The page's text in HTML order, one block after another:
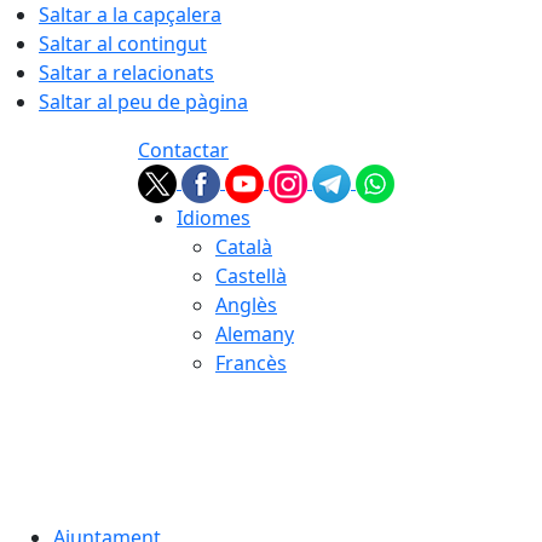
Saltar a la capçalera
Saltar al contingut
Saltar a relacionats
Saltar al peu de pàgina
Contactar
Idiomes
Català
Castellà
Anglès
Alemany
Francès